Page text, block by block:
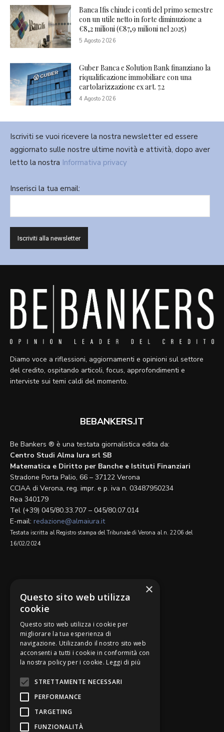
Banca Ifis chiude i conti del primo semestre
con un utile netto in forte diminuzione a
€8,2 milioni (€87,9 milioni nel 2025)
5 Agosto 2026
Guber Banca e Solution Bank finanziano la
riqualificazione immobiliare con una
cartolarizzazione ex art. 7.2
4 Agosto 2026
Iscriviti se vuoi ricevere la nostra newsletter ed essere
aggiornato sulle nostre ultime novità e attività, dopo aver
letto la nostra Informativa privacy
Inserisci la tua email:
Diamo voce a riflessioni, aggiornamenti e opinioni sul settore
del credito, ospitando articoli, focus, approfondimenti e
interviste sui temi caldi del momento.
BEBANKERS.IT
Be Bankers ® è una testata giornalistica edita da:
Centro Studi Alma Iura srl SB
Matematica e Diritto per Banche e Istituti Finanziari
Stradone Porta Palio, 66 – 37122 Verona
CCIAA di Verona, reg. impr. e p. iva n. 03487950234
Rea 340179
Tel (+39) 045/80.33.707 – 045/80.07.014
E-mail: redazione@almaiura.it
Testata iscritta al Registro stampa del Tribunale di Verona al n. 2206 del
16/02/2024
Be Bankers è ideato da
×
Questo sito web utilizza
cookie
Questo sito web utilizza i cookie per
migliorare la tua esperienza di
navigazione. Utilizzando il nostro sito web
acconsenti a tutti i cookie in conformità con
la nostra policy per i cookie. Leggi di più
STRETTAMENTE NECESSARI
PERFORMANCE
TARGETING
FUNZIONALITÀ